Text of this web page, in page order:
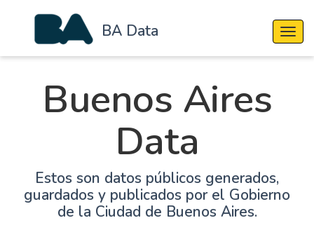
BA Data
Buenos Aires
Data
Estos son datos públicos generados,
guardados y publicados por el Gobierno
de la Ciudad de Buenos Aires.